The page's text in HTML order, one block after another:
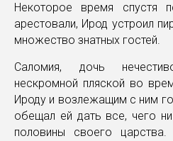
Некоторое время спустя
арестовали, Ирод устроил
множество знатных гостей.
Саломия, дочь
нескромной пляской во
Ироду и возлежащим с ним
обещал ей дать все, чего
половины своего царства.